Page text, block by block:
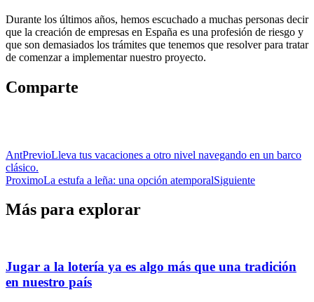
Durante los últimos años, hemos escuchado a muchas personas decir
que la creación de empresas en España es una profesión de riesgo y
que son demasiados los trámites que tenemos que resolver para tratar
de comenzar a implementar nuestro proyecto.
Comparte
AntPrevioLleva tus vacaciones a otro nivel navegando en un barco
clásico.
ProximoLa estufa a leña: una opción atemporalSiguiente
Más para explorar
Jugar a la lotería ya es algo más que una tradición
en nuestro país